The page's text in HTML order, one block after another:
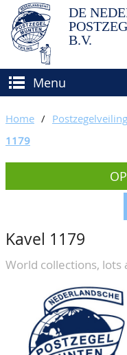
DE
B.V.
Menu
(VER)KOPEN
Hoe verkopen?
Hoe kopen?
BIEDEN
TAXATIES
CATALOGI/
KEURINGSDIENST
OVER ONS
Ons Team
CONTACT
Home /
1179
Kavel 1179
World collections, lots